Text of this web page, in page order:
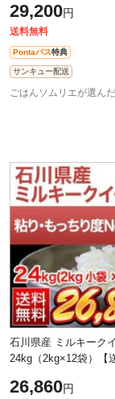
填包装】お米 令和7年
29,200円
送料無料
Pontaパス特典
サンキュー配送
石川県産 ミルキーク
24kg（2kg×12袋）【
荷】【生産者指定米】
26,860円